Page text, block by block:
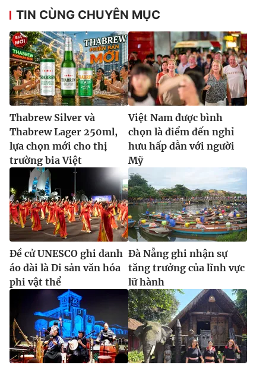
TIN CÙNG CHUYÊN MỤC
Thabrew Silver và
Thabrew Lager 250ml,
lựa chọn mới cho thị
trường bia Việt
Việt Nam được bình
chọn là điểm đến nghỉ
hưu hấp dẫn với người
Mỹ
Đề cử UNESCO ghi danh
áo dài là Di sản văn hóa
phi vật thể
Đà Nẵng ghi nhận sự
tăng trưởng của lĩnh vực
lữ hành